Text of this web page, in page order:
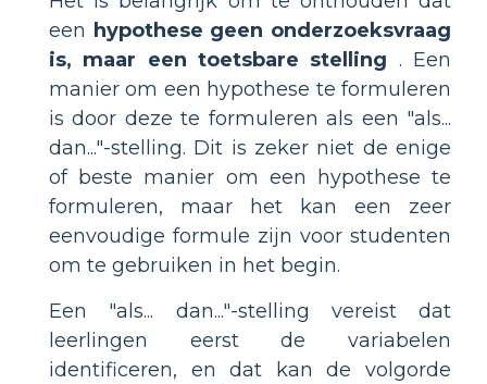
een hypothese geen onderzoeksvraag
is, maar een toetsbare stelling . Een
manier om een hypothese te formuleren
is door deze te formuleren als een "als...
dan..."-stelling. Dit is zeker niet de enige
of beste manier om een hypothese te
formuleren, maar het kan een zeer
eenvoudige formule zijn voor studenten
om te gebruiken in het begin.
Een "als... dan..."-stelling vereist dat
leerlingen eerst de variabelen
identificeren, en dat kan de volgorde